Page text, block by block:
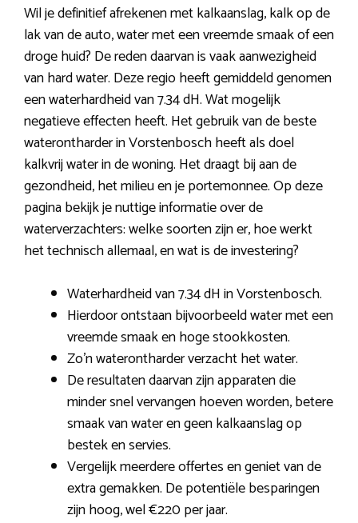
Wil je definitief afrekenen met kalkaanslag, kalk op de
lak van de auto, water met een vreemde smaak of een
droge huid? De reden daarvan is vaak aanwezigheid
van hard water. Deze regio heeft gemiddeld genomen
een waterhardheid van 7.34 dH. Wat mogelijk
negatieve effecten heeft. Het gebruik van de beste
waterontharder in Vorstenbosch heeft als doel
kalkvrij water in de woning. Het draagt bij aan de
gezondheid, het milieu en je portemonnee. Op deze
pagina bekijk je nuttige informatie over de
waterverzachters: welke soorten zijn er, hoe werkt
het technisch allemaal, en wat is de investering?
Waterhardheid van 7.34 dH in Vorstenbosch.
Hierdoor ontstaan bijvoorbeeld water met een
vreemde smaak en hoge stookkosten.
Zo’n waterontharder verzacht het water.
De resultaten daarvan zijn apparaten die
minder snel vervangen hoeven worden, betere
smaak van water en geen kalkaanslag op
bestek en servies.
Vergelijk meerdere offertes en geniet van de
extra gemakken. De potentiële besparingen
zijn hoog, wel €220 per jaar.